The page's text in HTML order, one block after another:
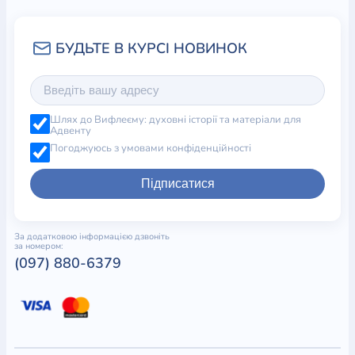
Шлях до Вифлеєму: духовні історії та матеріали для
Адвенту
Погоджуюсь з умовами конфіденційності
Підписатися
За додатковою інформацією дзвоніть
за номером:
(097) 880-6379